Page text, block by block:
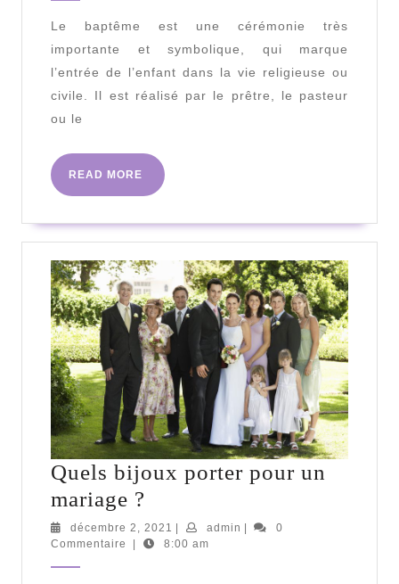
ange
pour
votre
baptême
?
Le baptême est une cérémonie très
importante et symbolique, qui marque
l’entrée de l’enfant dans la vie religieuse ou
civile. Il est réalisé par le prêtre, le pasteur
ou le
READ MORE
READ
MORE
Quels bijoux porter pour un
mariage ?
bijoux
porter
décembre 2, 2021 décembre
2,
| admin admin
|
0
Commentaire
| 8:00 am